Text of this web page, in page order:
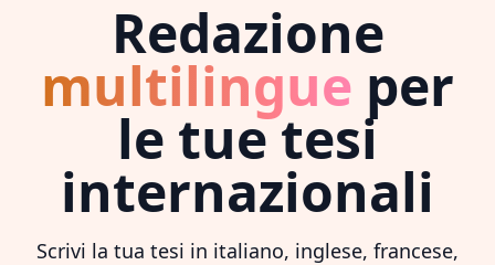
Redazione
multilingue per
le tue tesi
internazionali
Scrivi la tua tesi in italiano, inglese, francese,